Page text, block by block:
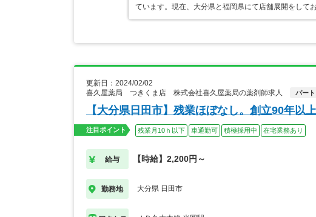
ています。現在、大分県と福岡県にて店舗展開をして
更新日：2024/02/02
喜久屋薬局 つきくま店 株式会社喜久屋薬局の薬剤師求人
パー
【大分県日田市】残業ほぼなし。創立90年以
注目ポイント 残業月10ｈ以下 車通勤可 積極採用中 在宅業務あり
給与 【時給】2,200円～
勤務地 大分県 日田市